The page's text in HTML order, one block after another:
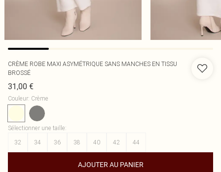
CRÈME ROBE MAXI ASYMÉTRIQUE SANS MANCHES EN TISSU
BROSSÉ
31,00 €
Couleur: Crème
Sélectionner une taille:
32
34 36 38 40 42 44
AJOUTER AU PANIER